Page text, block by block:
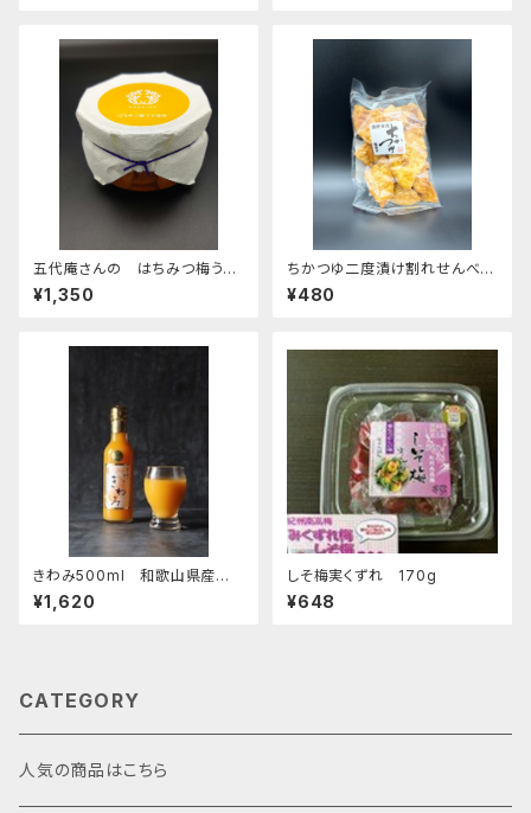
五代庵さんの はちみつ梅うす
しお味 130g
¥1,350
ちかつゆ二度漬け割れせんべい
120g
¥480
きわみ500ml 和歌山県産み
かん100％ストレートジュース
¥1,620
しそ梅実くずれ 170g
¥648
CATEGORY
人気の商品はこちら